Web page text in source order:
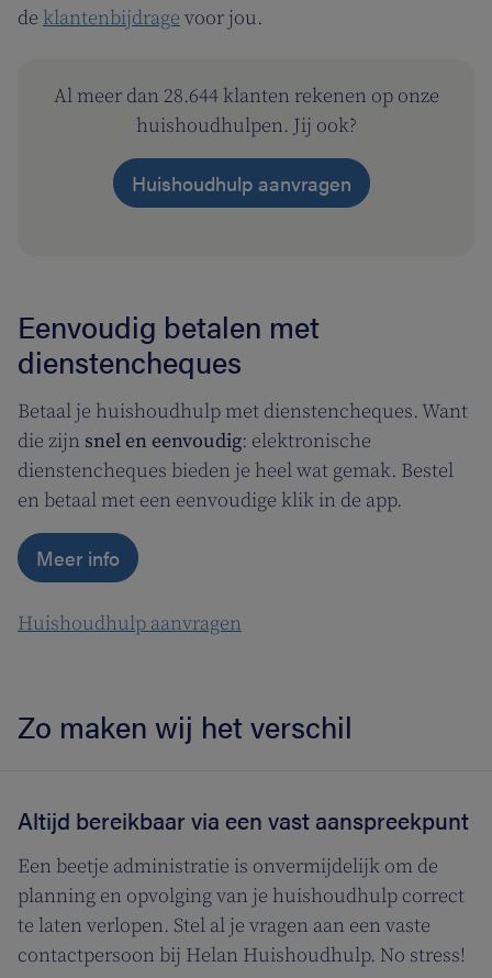
de klantenbijdrage voor jou.
Al meer dan 28.644 klanten rekenen op onze
huishoudhulpen. Jij ook?
Huishoudhulp aanvragen
Eenvoudig betalen met
dienstencheques
Betaal je huishoudhulp met dienstencheques. Want
die zijn snel en eenvoudig: elektronische
dienstencheques bieden je heel wat gemak. Bestel
en betaal met een eenvoudige klik in de app.
Meer info
Huishoudhulp aanvragen
Zo maken wij het verschil
Altijd bereikbaar via een vast aanspreekpunt
Een beetje administratie is onvermijdelijk om de
planning en opvolging van je huishoudhulp correct
te laten verlopen. Stel al je vragen aan een vaste
contactpersoon bij Helan Huishoudhulp. No stress!